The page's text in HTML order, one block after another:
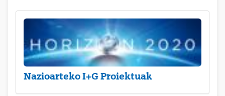
Nazioarteko I+G Proiektuak